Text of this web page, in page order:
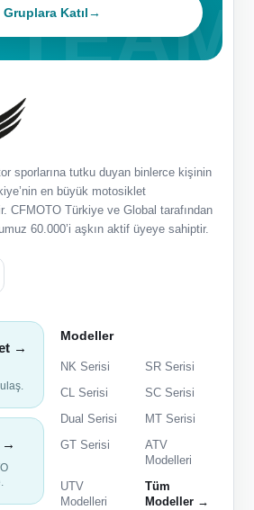
Gruplara Katıl→
sporlarına tutku duyan binlerce kişinin
en büyük motosiklet
CFMOTO Türkiye ve Global tarafından
60.000’i aşkın aktif üyeye sahiptir.
→
→
Modeller
NK Serisi
SR Serisi
CL Serisi
SC Serisi
Dual Serisi
MT Serisi
GT Serisi
ATV
Modelleri
UTV
Modelleri
Tüm
Modeller →